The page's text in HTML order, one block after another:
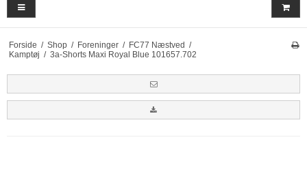
Forside / Shop / Foreninger / FC77 Næstved /
Kamptøj / 3a-Shorts Maxi Royal Blue 101657.702